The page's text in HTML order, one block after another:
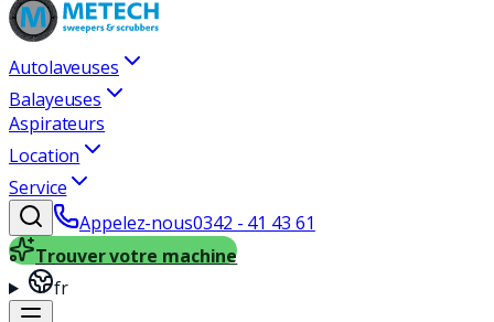
Autolaveuses
Balayeuses
Aspirateurs
Location
Service
Appelez-nous0342 - 41 43 61
Trouver votre machine
fr